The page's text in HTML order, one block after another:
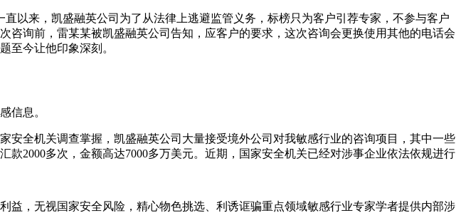
来，凯盛融英公司为了从法律上逃避监管义务，标榜只为客户引荐专家，不参与客户
询前，雷某某被凯盛融英公司告知，应客户的要求，这次咨询会更换使用其他的电话会
至今让他印象深刻。
信息。
全机关调查掌握，凯盛融英公司大量接受境外公司对我敏感行业的咨询项目，其中一些
2000多次，金额高达7000多万美元。近期，国家安全机关已经对涉事企业依法依规进行
，无视国家安全风险，精心物色挑选、利诱诓骗重点领域敏感行业专家学者提供内部涉